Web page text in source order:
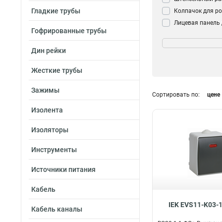
Гладкие трубы
Гофрированные трубы
Дин рейки
Жесткие трубы
Зажимы
Изолента
Изоляторы
Инструменты
Источники питания
Кабель
Кабель каналы
Колпачок для
Лицевая панель
Двухместный 1
Сортировать по: цене
IEK EVS11-K03-